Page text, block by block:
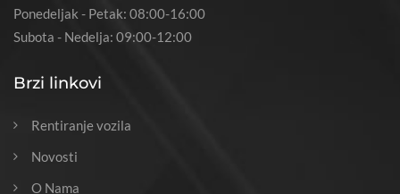
Ponedeljak - Petak: 08:00-16:00
Subota - Nedelja: 09:00-12:00
Brzi linkovi
Rentiranje vozila
Novosti
O Nama